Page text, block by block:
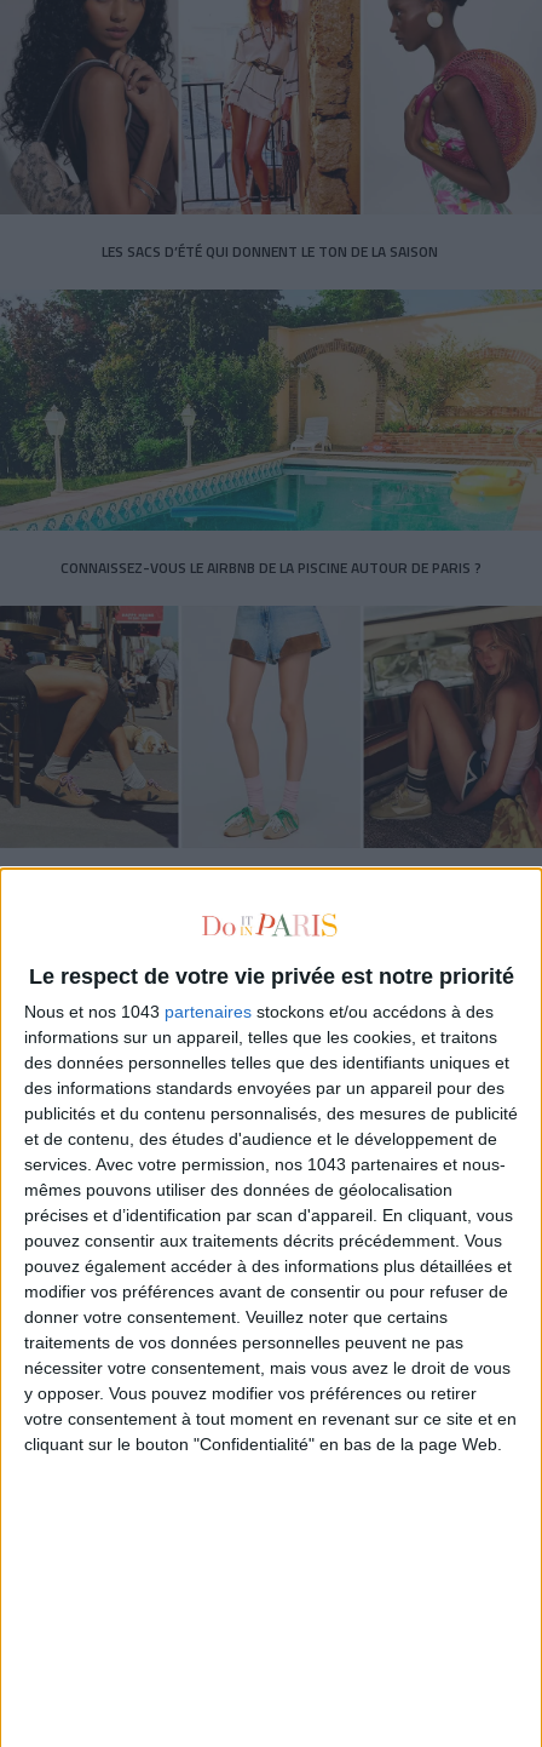
Le respect de votre vie privée est notre priorité
Nous et nos 1043 partenaires stockons et/ou accédons à des
informations sur un appareil, telles que les cookies, et traitons
des données personnelles telles que des identifiants uniques et
des informations standards envoyées par un appareil pour des
publicités et du contenu personnalisés, des mesures de publicité
et de contenu, des études d'audience et le développement de
services. Avec votre permission, nos 1043 partenaires et nous-
mêmes pouvons utiliser des données de géolocalisation
précises et d’identification par scan d'appareil. En cliquant, vous
pouvez consentir aux traitements décrits précédemment. Vous
pouvez également accéder à des informations plus détaillées et
modifier vos préférences avant de consentir ou pour refuser de
donner votre consentement. Veuillez noter que certains
traitements de vos données personnelles peuvent ne pas
nécessiter votre consentement, mais vous avez le droit de vous
y opposer. Vous pouvez modifier vos préférences ou retirer
votre consentement à tout moment en revenant sur ce site et en
cliquant sur le bouton "Confidentialité" en bas de la page Web.
LES SACS D’ÉTÉ QUI DONNENT LE TON DE LA SAISON
CONNAISSEZ-VOUS LE AIRBNB DE LA PISCINE AUTOUR DE PARIS ?
Inscrivez-vous à notre newsletter
S'INSCRIRE